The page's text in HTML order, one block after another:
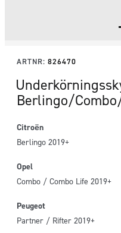
ARTNR: 826470
Berlingo/
Citroën
Berlingo 2019+
Opel
Combo / Combo Life 2019+
Peugeot
Partner / Rifter 2019+